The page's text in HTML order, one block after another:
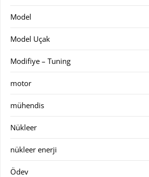
Model
Model Uçak
Modifiye – Tuning
motor
mühendis
Nükleer
nükleer enerji
Ödev